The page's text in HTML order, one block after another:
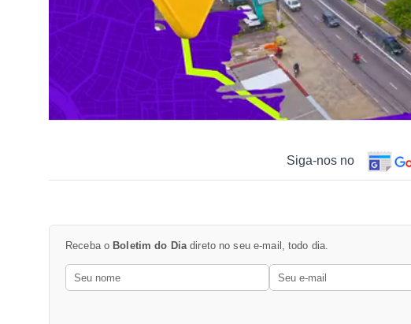
Siga-nos no
Receba o Boletim do Diadireto no seu e-mail, todo dia.